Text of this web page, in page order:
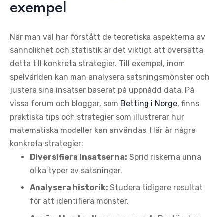
exempel
När man väl har förstått de teoretiska aspekterna av
sannolikhet och statistik är det viktigt att översätta
detta till konkreta strategier. Till exempel, inom
spelvärlden kan man analysera satsningsmönster och
justera sina insatser baserat på uppnådd data. På
vissa forum och bloggar, som Betting i Norge, finns
praktiska tips och strategier som illustrerar hur
matematiska modeller kan användas. Här är några
konkreta strategier:
Diversifiera insatserna: Sprid riskerna unna
olika typer av satsningar.
Analysera historik: Studera tidigare resultat
för att identifiera mönster.